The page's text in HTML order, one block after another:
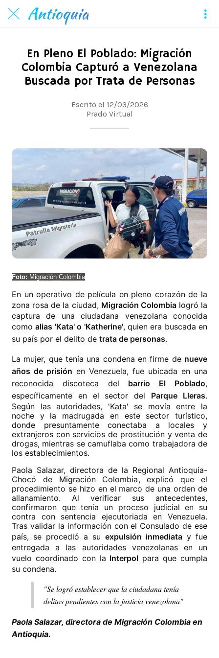
Antioquia
En Pleno El Poblado: Migración
Colombia Capturó a Venezolana
Buscada por Trata de Personas
Escrito el 12/03/2026
Prado Virtual
Foto: Migración Colombia
En un operativo de película en pleno corazón de la
zona rosa de la ciudad, Migración Colombialogró la
captura de una ciudadana venezolana conocida
comoalias 'Kata' o 'Katherine', quien era buscada en
su país por el delito de trata de personas.
La mujer, que tenía una condena en firme de nueve
años de prisión en Venezuela, fue ubicada en una
reconocida discoteca del barrio El Poblado,
específicamente en el sector del Parque Lleras.
Según las autoridades, 'Kata' se movía entre la
noche y la madrugada en este sector turístico,
donde presuntamente conectaba a locales y
extranjeros con servicios de prostitución y venta de
drogas, mientras se camuflaba como trabajadora de
los establecimientos.
Paola Salazar, directora de la Regional Antioquia-
Chocó de Migración Colombia, explicó que el
procedimiento se hizo en el marco de una orden de
allanamiento. Al verificar sus antecedentes,
confirmaron que tenía un proceso judicial en su
contra con sentencia ejecutoriada en Venezuela.
Tras validar la información con el Consulado de ese
país, se procedió a su expulsión inmediata y fue
entregada a las autoridades venezolanas en un
vuelo coordinado con la Interpol para que cumpla
su condena.
"Se logró establecer que la ciudadana tenía
delitos pendientes con la justicia venezolana"
Paola Salazar, directora de Migración Colombia en
Antioquia.